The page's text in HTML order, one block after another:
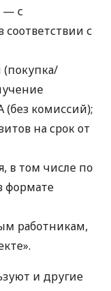
— с
с
(без комиссий);
на срок от
в том числе по
формате
работникам,
и другие